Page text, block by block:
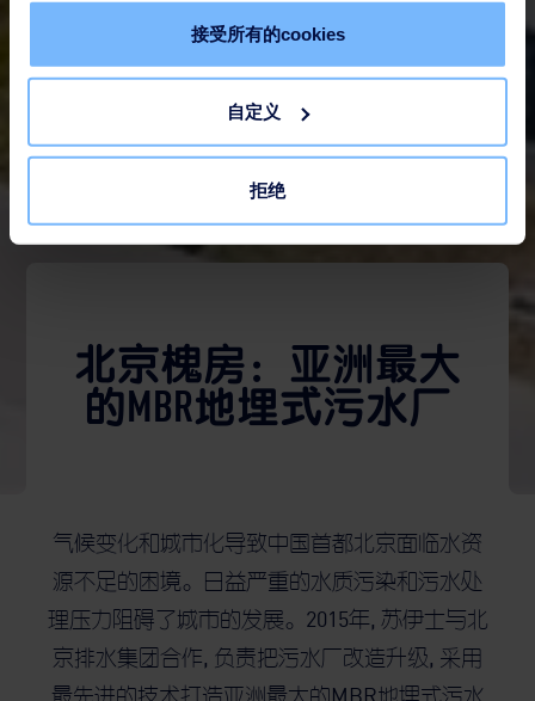
接受所有的cookies
自定义
拒绝
北京槐房：亚洲最大
的MBR地埋式污水厂
气候变化和城市化导致中国首都北京面临水资
源不足的困境。日益严重的水质污染和污水处
理压力阻碍了城市的发展。2015年, 苏伊士与北
京排水集团合作, 负责把污水厂改造升级, 采用
最先进的技术打造亚洲最大的MBR地埋式污水